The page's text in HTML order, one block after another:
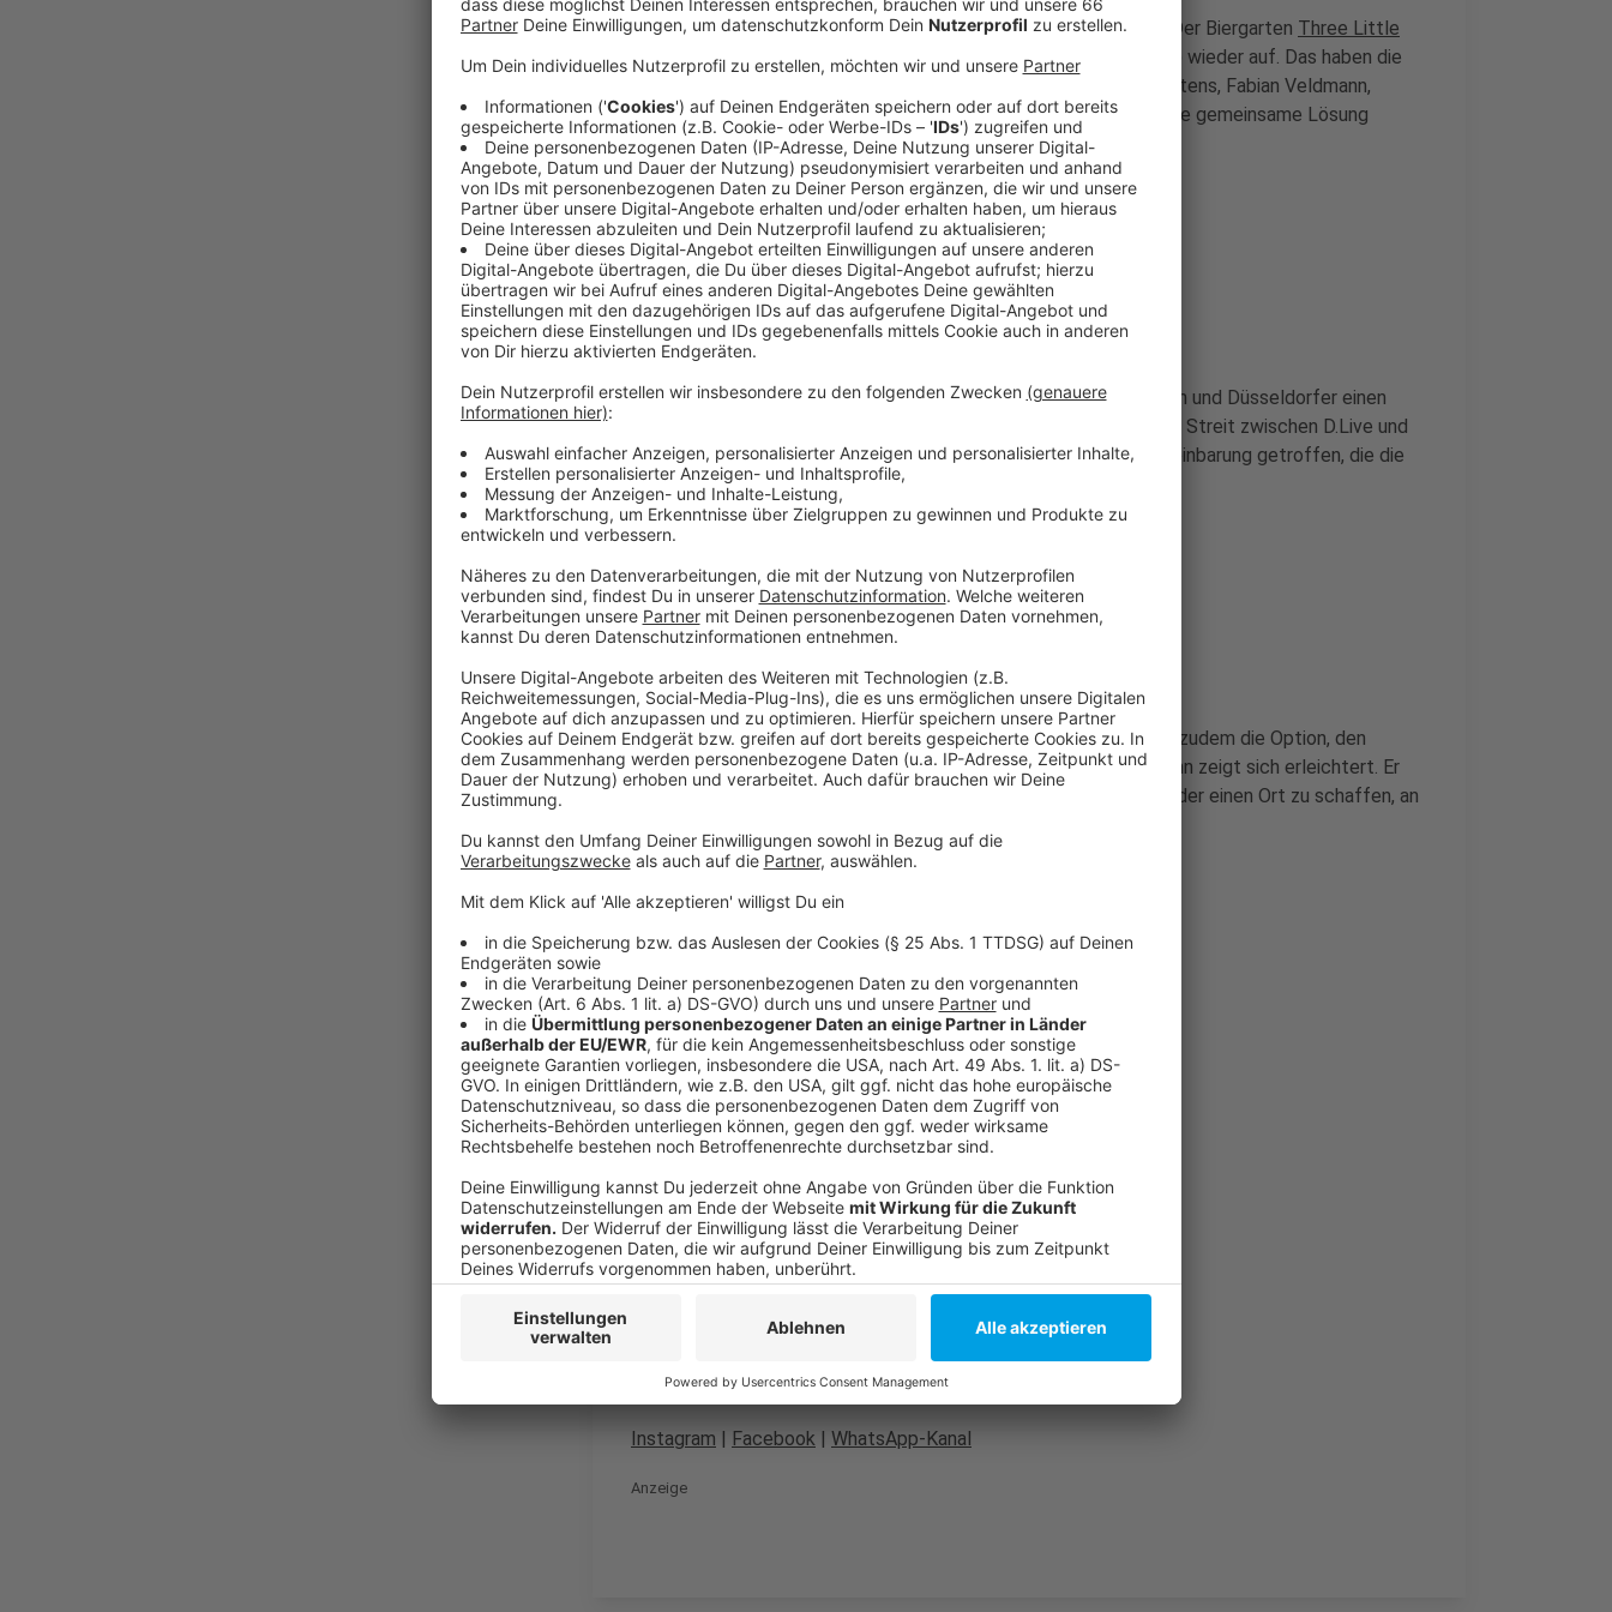
Gute Nachrichten für alle, die gern am Rhein in der Sonne sitzen: Der Biergarten Three Little
Birdsan der Rheinterrasse in Düsseldorf macht morgen (21.05.26) wieder auf. Das haben die
, und der Betreiber des Biergartens, Fabian Veldmann,
mitgeteilt. Beide Seiten haben sich nach eigenen Angaben auf eine gemeinsame Lösung
geeinigt.
Anzeige
Streit zwischen D.Live und Betreiber beigelegt
Anzeige
In den vergangenen Wochen mussten sich viele Düsseldorferinnen und Düsseldorfer einen
anderen Ort für ihr Feierabendgetränk suchen. Hintergrund war ein Streit zwischen D.Live und
dem Betreiber von Three Little Birds. Jetzt wurde eine neue Vereinbarung getroffen, die die
Wiedereröffnung des beliebten Biergartens möglich macht.
Anzeige
Öffnung zunächst bis Ende Juli geplant
Der Biergarten darf zunächst bis Ende Juli wieder öffnen. Es gibt zudem die Option, den
Betrieb bis Ende Oktober zu verlängern. Betreiber Fabian Veldmann zeigt sich erleichtert. Er
freue sich gemeinsam mit seinem Team darauf, am Rheinufer wieder einen Ort zu schaffen, an
Anzeige
Mehr Infos und Links zum Thema:
Anzeige
So hatten wir im März berichtet
Der Streit um den Biergarten hatte hohe Wellen geschlagen
Auch um das Fortuna-Büdchen hatte es Streit gegeben
Anzeige
Folge uns für mehr News & Updates:
Instagram | Facebook | WhatsApp-Kanal
Anzeige